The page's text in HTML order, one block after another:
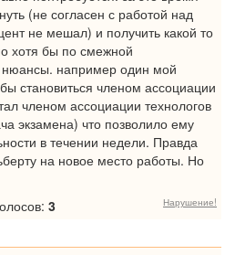
(не согласен с работой над
не мешал) и получить какой то
хотя бы по смежной
нюансы. например один мой
становиться членом ассоциации
членом ассоциации технологов
экзамена) что позволило ему
в течении недели. Правда
на новое место работы. Но
3 Нарушение!